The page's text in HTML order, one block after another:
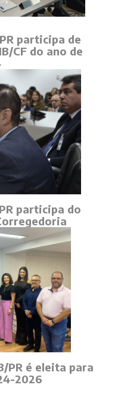
participa de
CF do ano de
participa do
PR é eleita para
2026